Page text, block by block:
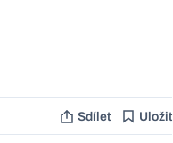
Sdílet Uložit